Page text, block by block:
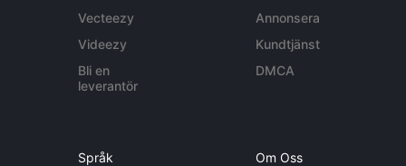
Vecteezy
Videezy
Bli en
leverantör
Annonsera
Kundtjänst
DMCA
Språk Om Oss